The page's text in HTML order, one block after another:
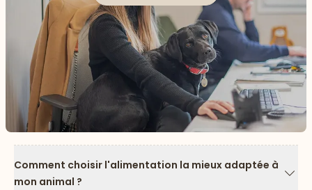
Comment choisir l'alimentation la mieux adaptée à
mon animal ?